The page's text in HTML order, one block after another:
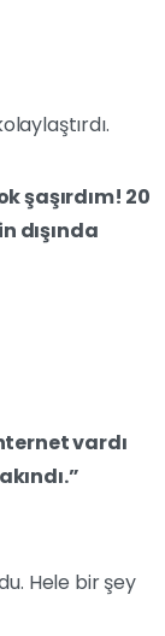
şaşırdım! 20
dışında
vardı
Hele bir şey